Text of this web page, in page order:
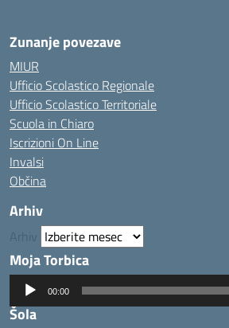
Zunanje povezave
MIUR
Ufficio Scolastico Regionale
Ufficio Scolastico Territoriale
Scuola in Chiaro
Iscrizioni On Line
Invalsi
Občina
Arhiv
Arhiv
Moja Torbica
Predvajalnik
zvoka
00:00
Šola